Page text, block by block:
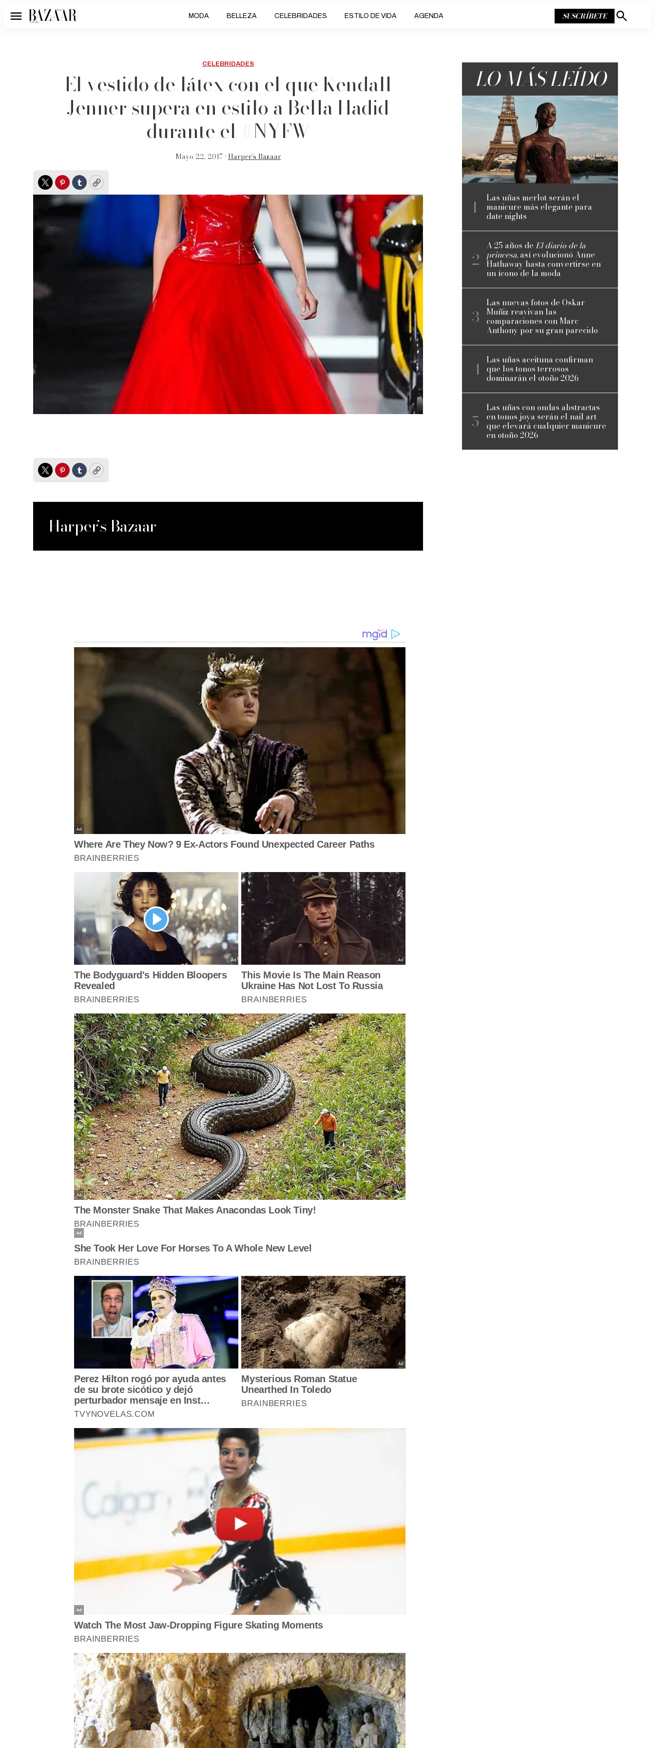
Menú MODA BELLEZA CELEBRIDADES ESTILO DE VIDA AGENDA SUSCRÍBETE
Mostrar
CELEBRIDADES
El vestido de látex con el que Kendall
Jenner supera en estilo a Bella Hadid
durante el #NYFW
Mayo 22, 2017 • Harper’s Bazaar
TwitterPinterest
TumblrCopy
TwitterPinterest
TumblrCopy
Harper’s Bazaar
LO MÁS LEÍDO
Las uñas merlot serán el
manicure más elegante para
date nights
A 25 años de El diario de la
princesa, así evolucionó Anne
Hathaway hasta convertirse en
un ícono de la moda
Las nuevas fotos de Oskar
Muñiz reavivan las
comparaciones con Marc
Anthony por su gran parecido
Las uñas aceituna confirman
que los tonos terrosos
dominarán el otoño 2026
Las uñas con ondas abstractas
en tonos joya serán el nail art
que elevará cualquier manicure
en otoño 2026